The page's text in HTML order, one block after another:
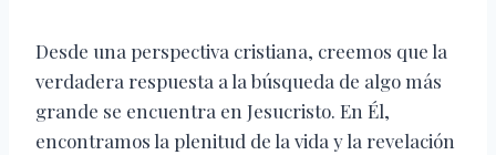
Desde una perspectiva cristiana, creemos que la
verdadera respuesta a la búsqueda de algo más
grande se encuentra en Jesucristo. En Él,
encontramos la plenitud de la vida y la revelación